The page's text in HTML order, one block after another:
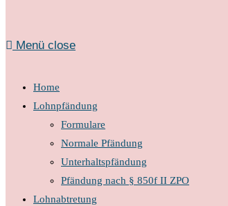
Menü close
Home
Lohnpfändung
Formulare
Normale Pfändung
Unterhaltspfändung
Pfändung nach § 850f II ZPO
Lohnabtretung